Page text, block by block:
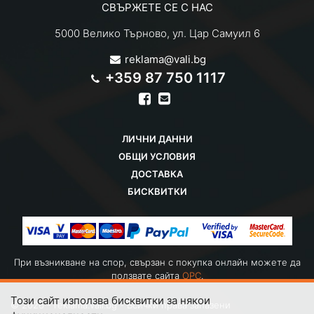
СВЪРЖЕТЕ СЕ С НАС
5000 Велико Търново, ул. Цар Самуил 6
reklama@vali.bg
+359 87 750 1117
ЛИЧНИ ДАННИ
ОБЩИ УСЛОВИЯ
ДОСТАВКА
БИСКВИТКИ
При възникване на спор, свързан с покупка онлайн можете да
ползвате сайта OPC.
© 2026 - reklama.vali.bg - Всички права запазени
Този сайт използва бисквитки за някои